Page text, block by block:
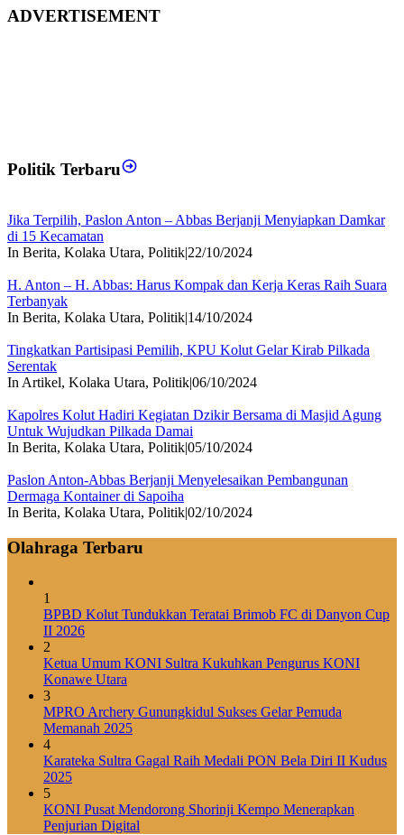
ADVERTISEMENT
Politik Terbaru
Jika Terpilih, Paslon Anton – Abbas Berjanji Menyiapkan Damkar
di 15 Kecamatan
In Berita, Kolaka Utara, Politik|22/10/2024
H. Anton – H. Abbas: Harus Kompak dan Kerja Keras Raih Suara
Terbanyak
In Berita, Kolaka Utara, Politik|14/10/2024
Tingkatkan Partisipasi Pemilih, KPU Kolut Gelar Kirab Pilkada
Serentak
In Artikel, Kolaka Utara, Politik|06/10/2024
Kapolres Kolut Hadiri Kegiatan Dzikir Bersama di Masjid Agung
Untuk Wujudkan Pilkada Damai
In Berita, Kolaka Utara, Politik|05/10/2024
Paslon Anton-Abbas Berjanji Menyelesaikan Pembangunan
Dermaga Kontainer di Sapoiha
In Berita, Kolaka Utara, Politik|02/10/2024
Olahraga Terbaru
1
BPBD Kolut Tundukkan Teratai Brimob FC di Danyon Cup
II 2026
2
Ketua Umum KONI Sultra Kukuhkan Pengurus KONI
Konawe Utara
3
MPRO Archery Gunungkidul Sukses Gelar Pemuda
Memanah 2025
4
Karateka Sultra Gagal Raih Medali PON Bela Diri II Kudus
2025
5
KONI Pusat Mendorong Shorinji Kempo Menerapkan
Penjurian Digital